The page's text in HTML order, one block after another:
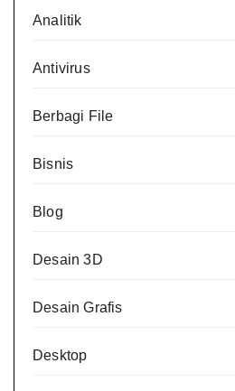
Analitik
Antivirus
Berbagi File
Bisnis
Blog
Desain 3D
Desain Grafis
Desktop